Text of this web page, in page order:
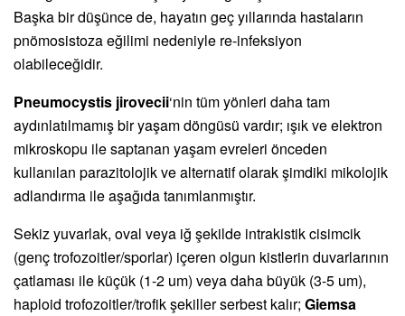
Başka bir düşünce de, hayatın geç yıllarında hastaların
pnömosistoza eğilimi nedeniyle re-infeksiyon
olabileceğidir.
Pneumocystis jirovecii‘nin tüm yönleri daha tam
aydınlatılmamış bir yaşam döngüsü vardır; ışık ve elektron
mikroskopu ile saptanan yaşam evreleri önceden
kullanılan parazitolojik ve alternatif olarak şimdiki mikolojik
adlandırma ile aşağıda tanımlanmıştır.
Sekiz yuvarlak, oval veya iğ şekilde intrakistik cisimcik
(genç trofozoitler/sporlar) içeren olgun kistlerin duvarlarının
çatlaması ile küçük (1-2 um) veya daha büyük (3-5 um),
haploid trofozoitler/trofik şekiller serbest kalır; Giemsa